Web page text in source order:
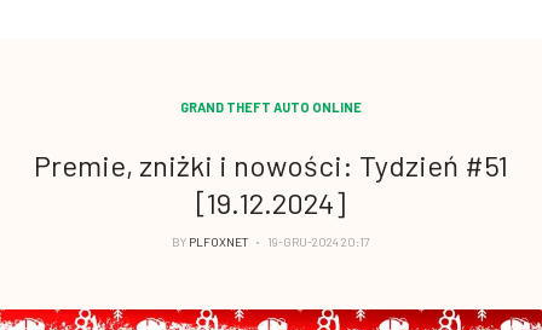
GRAND THEFT AUTO ONLINE
Premie, zniżki i nowości: Tydzień #51
[19.12.2024]
BY PLFOXNET 19-GRU-2024 20:17